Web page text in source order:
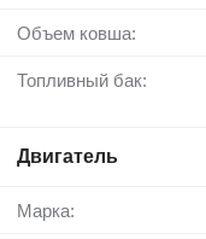
Объем ковша:
Топливный бак:
Двигатель
Марка: